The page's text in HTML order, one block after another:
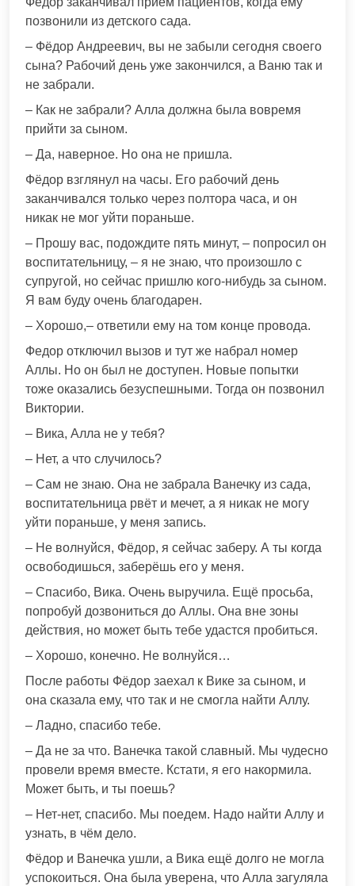
позвонили из детского сада.
– Фёдор Андреевич, вы не забыли сегодня своего
сына? Рабочий день уже закончился, а Ваню так и
не забрали.
– Как не забрали? Алла должна была вовремя
прийти за сыном.
– Да, наверное. Но она не пришла.
Фёдор взглянул на часы. Его рабочий день
заканчивался только через полтора часа, и он
никак не мог уйти пораньше.
– Прошу вас, подождите пять минут, – попросил он
воспитательницу, – я не знаю, что произошло с
супругой, но сейчас пришлю кого-нибудь за сыном.
Я вам буду очень благодарен.
– Хорошо,– ответили ему на том конце провода.
Федор отключил вызов и тут же набрал номер
Аллы. Но он был не доступен. Новые попытки
тоже оказались безуспешными. Тогда он позвонил
Виктории.
– Вика, Алла не у тебя?
– Нет, а что случилось?
– Сам не знаю. Она не забрала Ванечку из сада,
воспитательница рвёт и мечет, а я никак не могу
уйти пораньше, у меня запись.
– Не волнуйся, Фёдор, я сейчас заберу. А ты когда
освободишься, заберёшь его у меня.
– Спасибо, Вика. Очень выручила. Ещё просьба,
попробуй дозвониться до Аллы. Она вне зоны
действия, но может быть тебе удастся пробиться.
– Хорошо, конечно. Не волнуйся…
После работы Фёдор заехал к Вике за сыном, и
она сказала ему, что так и не смогла найти Аллу.
– Ладно, спасибо тебе.
– Да не за что. Ванечка такой славный. Мы чудесно
провели время вместе. Кстати, я его накормила.
Может быть, и ты поешь?
– Нет-нет, спасибо. Мы поедем. Надо найти Аллу и
узнать, в чём дело.
Фёдор и Ванечка ушли, а Вика ещё долго не могла
успокоиться. Она была уверена, что Алла загуляла